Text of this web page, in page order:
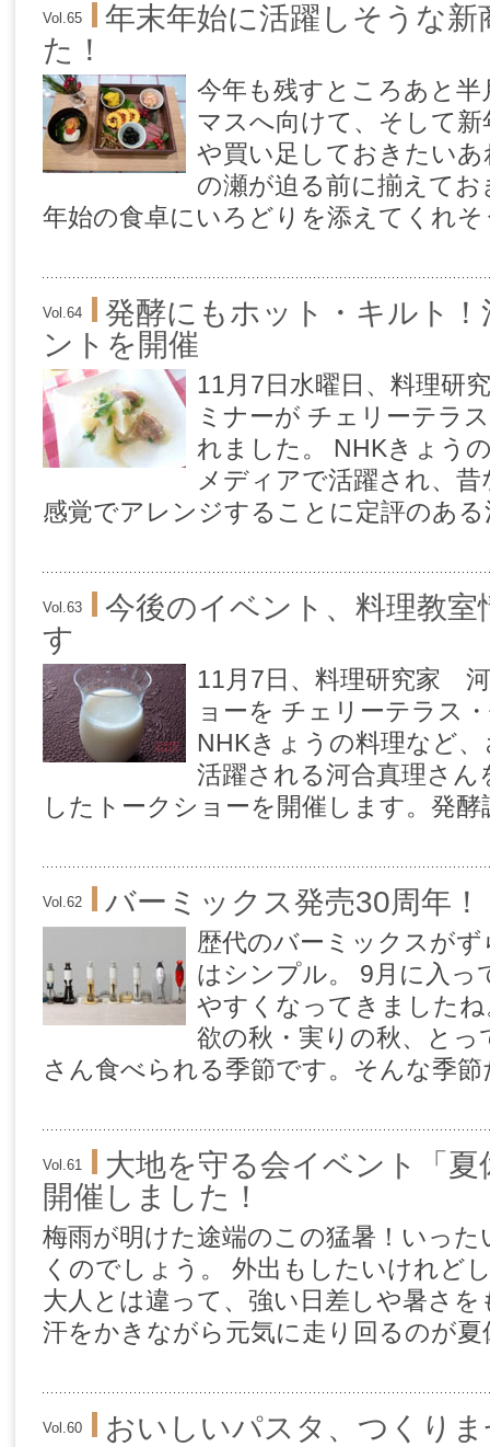
Vol.65
年末年始に活躍しそうな
た！
今年も残すところあと
マスへ向けて、そして
や買い足しておきたい
の瀬が迫る前に揃えて
年始の食卓にいろどりを添えてくれ
Vol.64
発酵にもホット・キルト
ントを開催
11月7日水曜日、料理研
ミナーが チェリーテラ
れました。 NHKきょう
メディアで活躍され、
感覚でアレンジすることに定評のあ
Vol.63
今後のイベント、料理教
す
11月7日、料理研究家
ョーを チェリーテラス
NHKきょうの料理など
活躍される河合真理さ
したトークショーを開催します。発
Vol.62 バーミックス発売30周年！
歴代のバーミックスが
はシンプル。 9月に入っ
やすくなってきました
欲の秋・実りの秋、と
さん食べられる季節です。そんな季
Vol.61
大地を守る会イベント「
開催しました！
梅雨が明けた途端のこの猛暑！いっ
くのでしょう。 外出もしたいけれど
大人とは違って、強い日差しや暑さ
汗をかきながら元気に走り回るのが
Vol.60 おいしいパスタ、つくり